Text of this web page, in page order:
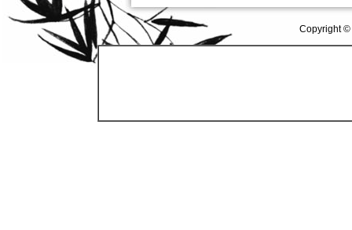
Copyright ©